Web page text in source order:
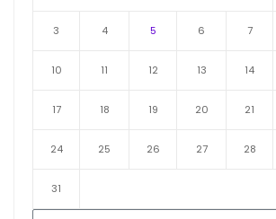
3 4 5 6 7
10 11 12 13 14
17 18 19 20 21
24 25 26 27 28
31